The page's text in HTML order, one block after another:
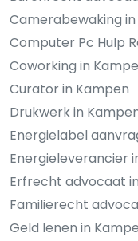
Camerabewaking
Computer Pc Hulp
Coworking in
Curator in Kampen
Drukwerk in
Energielabel
Energieleverancier
Erfrecht advocaat
Familierecht
Geld lenen in